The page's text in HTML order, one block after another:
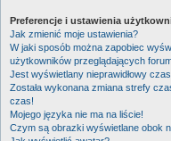
Preferencje i ustawienia
Jak zmienić moje ustawienia?
W jaki sposób można zapobiec
użytkowników przeglądających
Jest wyświetlany nieprawidłowy
Została wykonana zmiana strefy
czas!
Mojego języka nie ma na liście!
Czym są obrazki wyświetlane obok